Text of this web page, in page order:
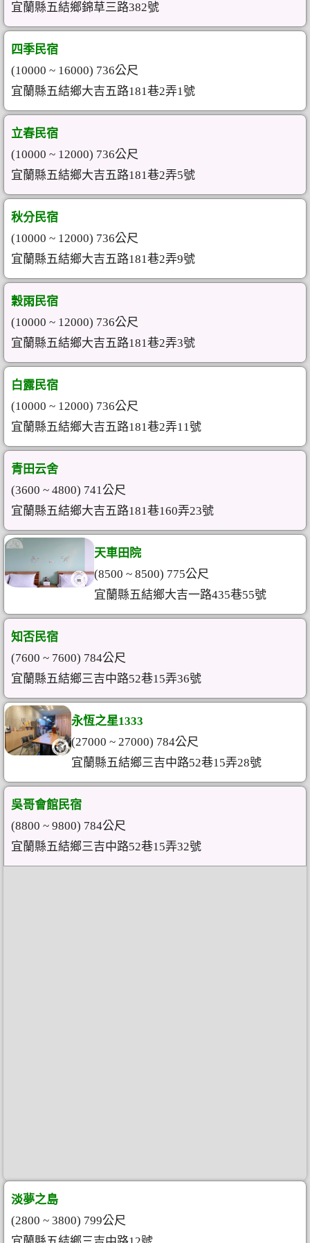
宜蘭縣五結鄉錦草三路382號
四季民宿
(10000 ~ 16000) 736公尺
宜蘭縣五結鄉大吉五路181巷2弄1號
立春民宿
(10000 ~ 12000) 736公尺
宜蘭縣五結鄉大吉五路181巷2弄5號
秋分民宿
(10000 ~ 12000) 736公尺
宜蘭縣五結鄉大吉五路181巷2弄9號
穀雨民宿
(10000 ~ 12000) 736公尺
宜蘭縣五結鄉大吉五路181巷2弄3號
白露民宿
(10000 ~ 12000) 736公尺
宜蘭縣五結鄉大吉五路181巷2弄11號
青田云舍
(3600 ~ 4800) 741公尺
宜蘭縣五結鄉大吉五路181巷160弄23號
天車田院
(8500 ~ 8500) 775公尺
宜蘭縣五結鄉大吉一路435巷55號
知否民宿
(7600 ~ 7600) 784公尺
宜蘭縣五結鄉三吉中路52巷15弄36號
永恆之星1333
(27000 ~ 27000) 784公尺
宜蘭縣五結鄉三吉中路52巷15弄28號
吳哥會館民宿
(8800 ~ 9800) 784公尺
宜蘭縣五結鄉三吉中路52巷15弄32號
淡夢之島
(2800 ~ 3800) 799公尺